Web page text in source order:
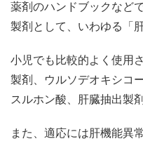
薬剤のハンドブックなど
製剤として、いわゆる「
小児でも比較的よく使用
製剤、ウルソデオキシコ
スルホン酸、肝臓抽出製
また、適応には肝機能異